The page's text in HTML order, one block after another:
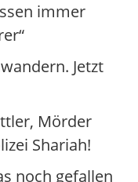
immer
Jetzt
Mörder
Shariah!
noch gefallen